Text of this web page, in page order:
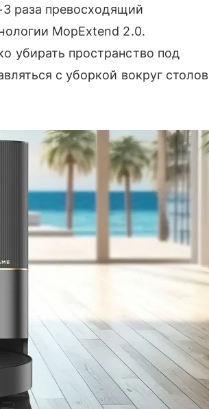
раза превосходящий
MopExtend 2.0.
убирать пространство под
с уборкой вокруг столов